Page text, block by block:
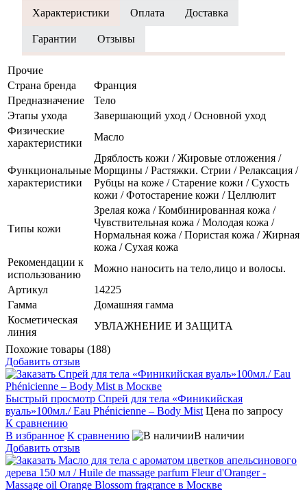
Характеристики
Оплата Доставка
Гарантии Отзывы
Прочие
Страна бренда
Франция
Предназначение
Тело
Этапы ухода
Завершающий уход / Основной уход
Физические
характеристики
Масло
Функциональные
характеристики
Дряблость кожи / Жировые отложения /
Морщины / Растяжки. Стрии / Релаксация /
Рубцы на коже / Старение кожи / Сухость
кожи / Фотостарение кожи / Целлюлит
Типы кожи
Зрелая кожа / Комбинированная кожа /
Чувствительная кожа / Молодая кожа /
Нормальная кожа / Пористая кожа / Жирная
кожа / Сухая кожа
Рекомендации к
использованию
Можно наносить на тело,лицо и волосы.
Артикул
14225
Гамма
Домашняя гамма
Косметическая
линия
УВЛАЖНЕНИЕ И ЗАЩИТА
Похожие товары (188)
Добавить отзыв
Быстрый просмотр Спрей для тела «Финикийская
вуаль»100мл./ Eau Phénicienne – Body Mist Цена по запросу
К сравнению
В избранное К сравнению
В наличии
Добавить отзыв